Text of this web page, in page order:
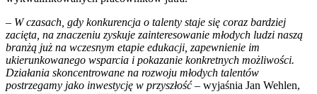
– W czasach, gdy konkurencja o talenty staje się coraz bardziej
zacięta, na znaczeniu zyskuje zainteresowanie młodych ludzi naszą
branżą już na wczesnym etapie edukacji, zapewnienie im
ukierunkowanego wsparcia i pokazanie konkretnych możliwości.
Działania skoncentrowane na rozwoju młodych talentów
postrzegamy jako inwestycję w przyszłość– wyjaśnia Jan Wehlen,